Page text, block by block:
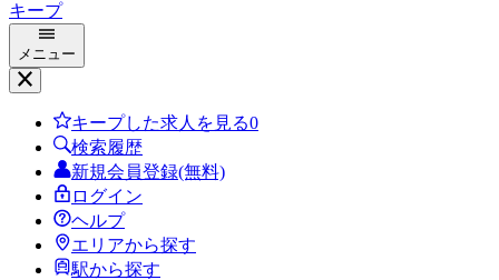
キープ
メニュー
キープした求人を見る0
検索履歴
新規会員登録(無料)
ログイン
ヘルプ
エリアから探す
駅から探す